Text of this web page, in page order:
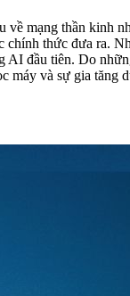
về mạng thần kinh
thức đưa ra.
AI đầu tiên. Do
máy và sự gia